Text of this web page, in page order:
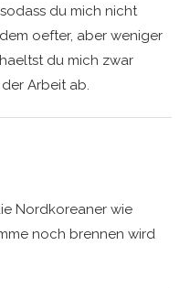
du mich nicht
oefter, aber weniger
du mich zwar
Arbeit ab.
Nordkoreaner wie
noch brennen wird